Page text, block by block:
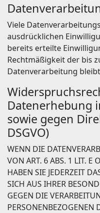
Viele
ausdrücklichen
bereits erteilte
Rechtmäßigkeit der bis
Datenverarbeitung
Datenerhebung
sowie gegen
DSGVO)
WENN DIE
VON ART. 6 ABS. 1 LIT. E
HABEN SIE JEDERZEIT
SICH AUS IHRER
GEGEN DIE
PERSONENBEZOGENEN